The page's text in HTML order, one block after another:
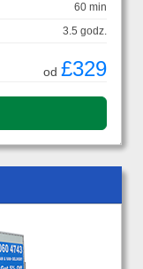
60 min
3.5 godz.
od £329